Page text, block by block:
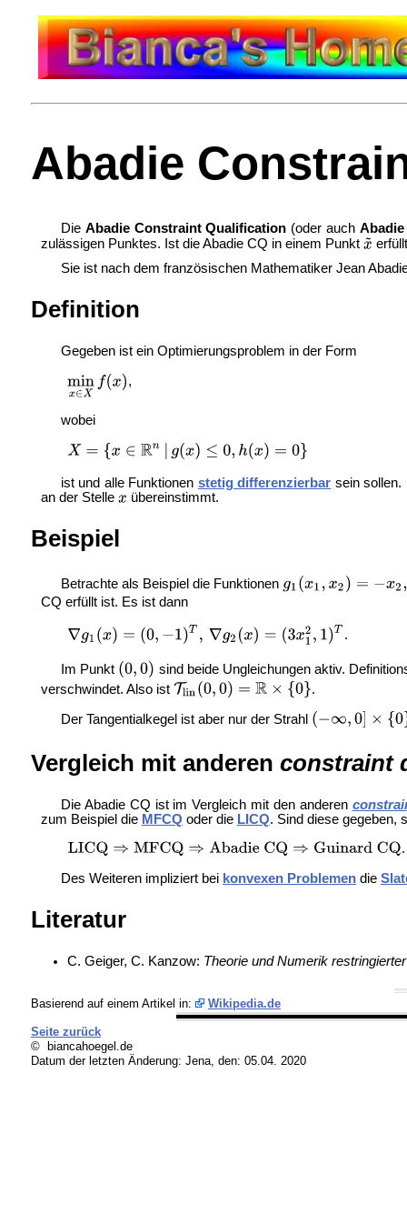
Abadie
Die Abadie Constraint Qualification (oder auch Abadie
zulässigen Punktes. Ist die Abadie CQ in einem Punkt
Sie ist nach dem französischen Mathematiker Jean
Definition
Gegeben ist ein Optimierungsproblem in der Form
,
wobei
ist und alle Funktionen stetig differenzierbar sein
an der Stelle
übereinstimmt.
Beispiel
Betrachte als Beispiel die Funktionen
CQ erfüllt ist. Es ist dann
.
Im Punkt
sind beide Ungleichungen aktiv.
verschwindet. Also ist
.
Der Tangentialkegel ist aber nur der Strahl
Vergleich mit anderen constraint
Die Abadie CQ ist im Vergleich mit den anderen
zum Beispiel die MFCQ oder die LICQ. Sind diese gegeben,
.
Des Weiteren impliziert bei konvexen Problemendie
Literatur
C. Geiger, C. Kanzow: Theorie und Numerik
Basierend auf einem Artikel in: Wikipedia.de
Seite zurück
© biancahoegel.de
Datum der letzten Änderung: Jena, den: 05.04. 2020